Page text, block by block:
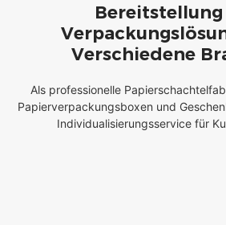
Bereitstellung
Verschiedene
Als professionelle
Papierverpackungsboxen und
Individualisierungsservice für